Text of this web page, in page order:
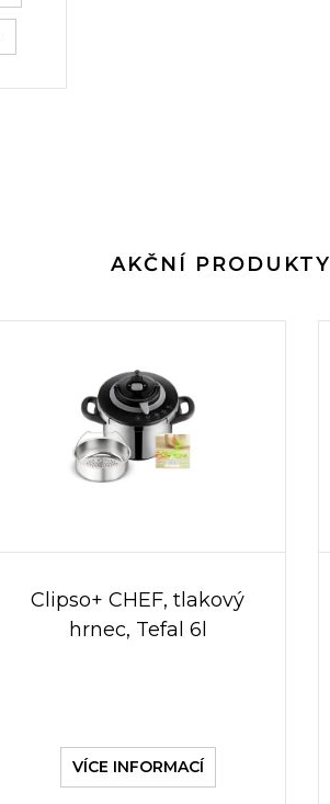
AKČNÍ
Clipso+ CHEF, tlakový
hrnec, Tefal 6l
VÍCE INFORMACÍ